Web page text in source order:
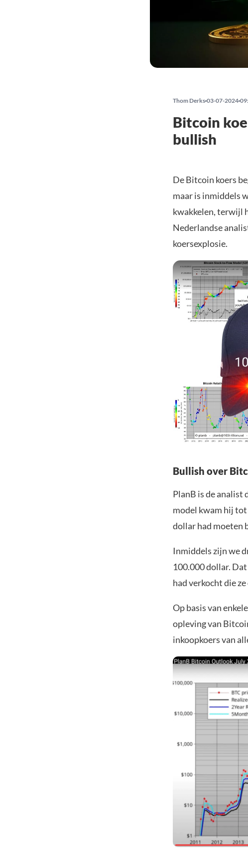
Thom Derks 03-07-2024
Bitcoin
bullish
De Bitcoin koers
maar is inmiddels
kwakkelen, terwijl
Nederlandse
koersexplosie.
Bullish over
PlanB is de analist
model kwam hij
dollar had moeten
Inmiddels zijn we
100.000 dollar.
had verkocht die
Op basis van
opleving van
inkoopkoers van